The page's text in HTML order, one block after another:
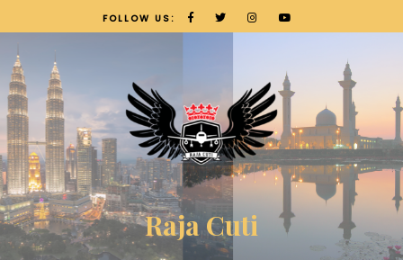
FOLLOW US:
Raja Cuti